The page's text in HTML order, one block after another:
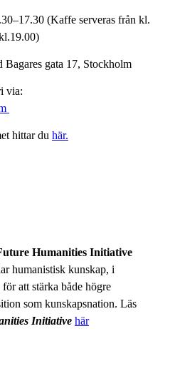
(Kaffe serveras från kl.
Bagares gata 17, Stockholm
via:
hittar du här.
Humanities Initiative
humanistisk kunskap, i
att stärka både högre
som kunskapsnation. Läs
Initiative här